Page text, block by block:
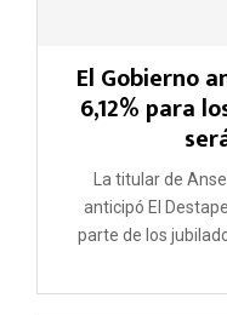
El Gobierno
6,12% para
La titular de
anticipó El
parte de los